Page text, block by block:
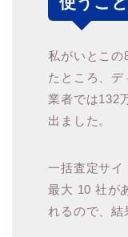
私がいとこの
たところ、デ
業者では132
出ました。
一括査定サイ
最大 10 社が
れるので、結